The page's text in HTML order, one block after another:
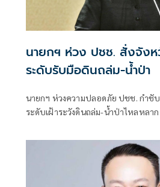
นายกฯ ห่วง ปชช. สั่งจัง
ระดับรับมือดินถล่ม-น้ำป่า
นายกฯ ห่วงความปลอดภัย ปชช. กำชั
ระดับเฝ้าระวังดินถล่ม-น้ำป่าไหลหลา